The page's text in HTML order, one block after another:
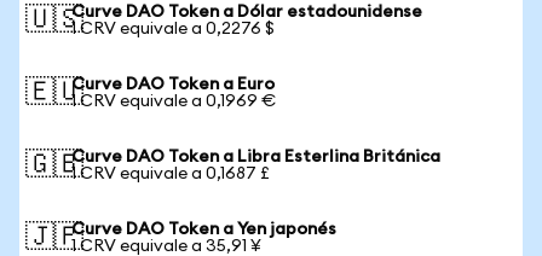
🇺🇸Curve DAO Token a Dólar estadounidense
1 CRV equivale a 0,2276 $
🇪🇺Curve DAO Token a Euro
1 CRV equivale a 0,1969 €
🇬🇧Curve DAO Token a Libra Esterlina Británica
1 CRV equivale a 0,1687 £
🇯🇵Curve DAO Token a Yen japonés
1 CRV equivale a 35,91 ¥